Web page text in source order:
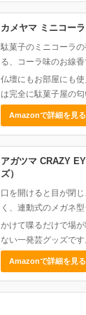
カメヤマ ミニコー
駄菓子のミニコーラ
る、コーラ味のお線香
仏壇にもお部屋にも
は完全に駄菓子屋の匂
Amazonで詳細を見る
アガツマ CRAZY
ズ）
口を開けると目が閉
く、連動式のメガネ型
かけて喋るだけで場
ない一発芸グッズです
Amazonで詳細を見る